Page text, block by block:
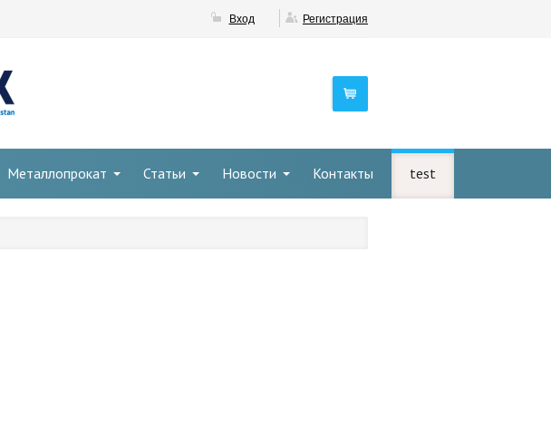
Вход Регистрация
Металлопрокат Статьи Новости Контакты test